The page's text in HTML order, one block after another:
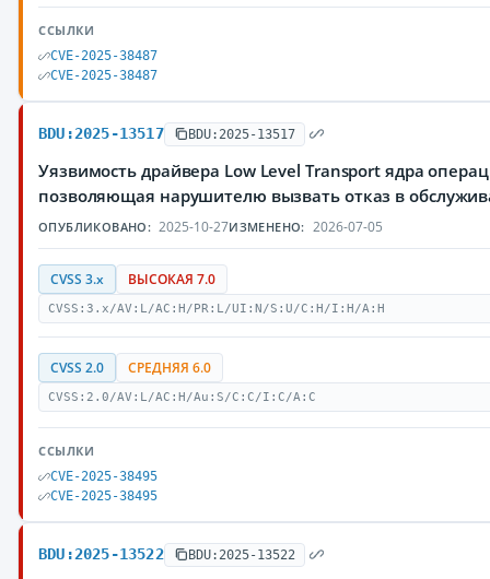
ССЫЛКИ
CVE-2025-38487
CVE-2025-38487
BDU:2025-13517 BDU:2025-13517
Уязвимость драйвера Low Level Transport ядра
позволяющая нарушителю вызвать отказ в
ОПУБЛИКОВАНО: 2025-10-27ИЗМЕНЕНО: 2026-07-05
CVSS 3.x ВЫСОКАЯ 7.0
CVSS:3.x/AV:L/AC:H/PR:L/UI:N/S:U/C:H/I:H/A:H
CVSS 2.0 СРЕДНЯЯ 6.0
CVSS:2.0/AV:L/AC:H/Au:S/C:C/I:C/A:C
ССЫЛКИ
CVE-2025-38495
CVE-2025-38495
BDU:2025-13522 BDU:2025-13522